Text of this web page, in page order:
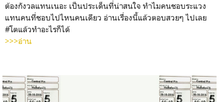
ต้องกังวลแทนเนอะ เป็นประเด็นที่น่าสนใจ ทำไมคนชอบระแวง
แทนคนที่ชอบไปไหนคนเดียว อ่านเรื่องนี้แล้วตอบสวยๆ ไปเลย
#โตแล้วทำอะไรก็ได้
>>>อ่าน